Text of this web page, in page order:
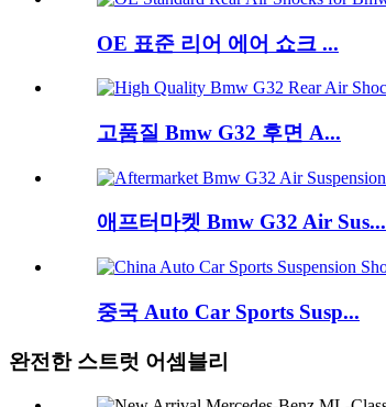
OE 표준 리어 에어 쇼크 ...
고품질 Bmw G32 후면 A...
애프터마켓 Bmw G32 Air Sus...
중국 Auto Car Sports Susp...
완전한 스트럿 어셈블리